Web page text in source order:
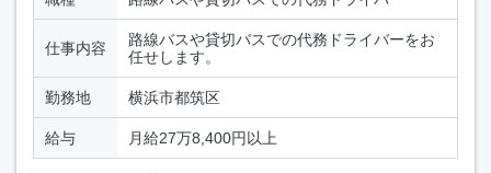
仕事内容
路線バスや貸切バスでの代務ドライバーをお
任せします。
勤務地 横浜市都筑区
給与 月給27万8,400円以上